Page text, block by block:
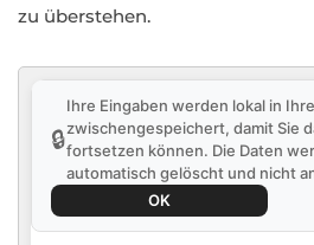
zu überstehen.
🔒
Ihre Eingaben werden lokal in
zwischengespeichert, damit Sie
fortsetzen können. Die Daten
automatisch gelöscht und nicht
OK